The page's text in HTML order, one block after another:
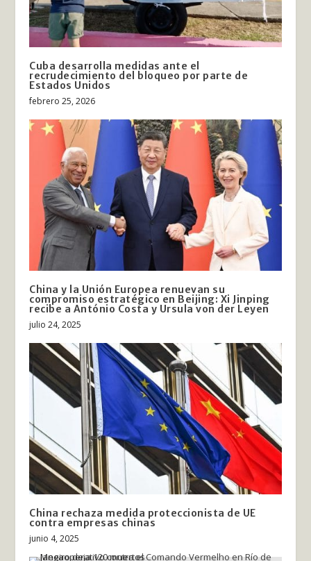
Cuba desarrolla medidas ante el
recrudecimiento del bloqueo por parte de
Estados Unidos
febrero 25, 2026
China y la Unión Europea renuevan su
compromiso estratégico en Beijing: Xi Jinping
recibe a António Costa y Ursula von der Leyen
julio 24, 2025
China rechaza medida proteccionista de UE
contra empresas chinas
junio 4, 2025